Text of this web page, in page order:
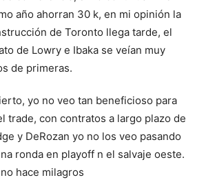
año ahorran 30 k, en mi opinión la
de Toronto llega tarde, el
de Lowry e Ibaka se veían muy
de primeras.
yo no veo tan beneficioso para
trade, con contratos a largo plazo de
y DeRozan yo no los veo pasando
ronda en playoff n el salvaje oeste.
hace milagros